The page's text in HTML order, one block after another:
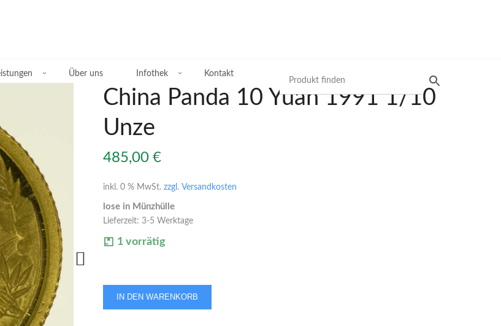
Übersicht Silberprodukte
Deutsche Silbermünzen
Silbermünzen übriges Europa
Silbermünzen übrige Welt
Silberbarren
Über uns Infothek Kontakt
China Panda 10 Yuan 1991 1/10
Unze
485,00 €
inkl. 0 % MwSt. zzgl. Versandkosten
lose in Münzhülle
Lieferzeit: 3-5 Werktage
1 vorrätig
China
Panda
IN DEN WARENKORB